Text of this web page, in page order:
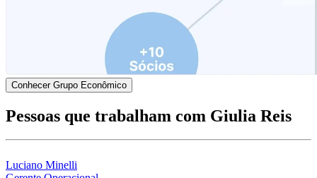
Conhecer Grupo Econômico
Pessoas que trabalham com Giulia Reis
Luciano Minelli